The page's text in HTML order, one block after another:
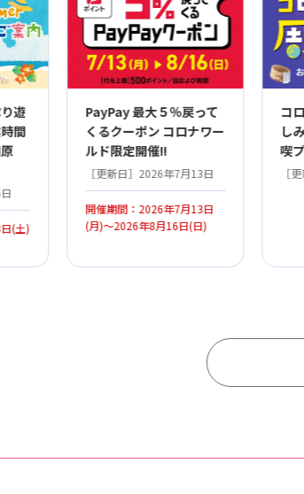
遊
間
(土)
PayPay 最大５％戻って
くるクーポン コロナワー
ルド限定開催!!
［更新日］2026年7月13日
開催期間：2026年7月13日
(月)～2026年8月16日(日)
コ
し
喫
［